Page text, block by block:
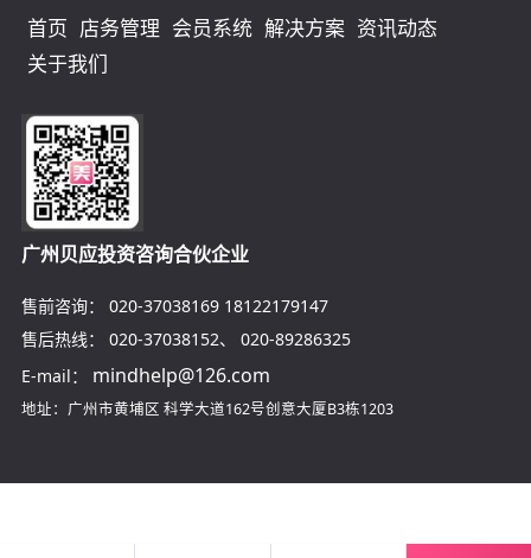
首页 店务管理 会员系统 解决方案 资讯动态
关于我们
广州贝应投资咨询合伙企业
售前咨询： 020-37038169 18122179147
售后热线：
020-37038152、 020-89286325
E-mail：
mindhelp@126.com
地址：广州市黄埔区 科学大道162号创意大厦B3栋1203